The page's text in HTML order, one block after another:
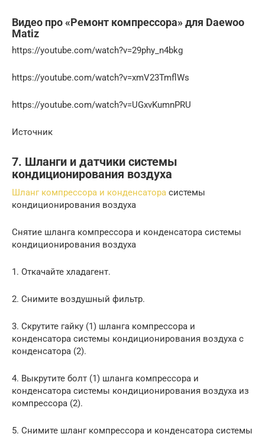
Видео про «Ремонт компрессора» для Daewoo
Matiz
https://youtube.com/watch?v=29phy_n4bkg
https://youtube.com/watch?v=xmV23TmflWs
https://youtube.com/watch?v=UGxvKumnPRU
Источник
7. Шланги и датчики системы
кондиционирования воздуха
Шланг компрессора и конденсатора системы
кондиционирования воздуха
Снятие шланга компрессора и конденсатора системы
кондиционирования воздуха
1. Откачайте хладагент.
2. Снимите воздушный фильтр.
3. Скрутите гайку (1) шланга компрессора и
конденсатора системы кондиционирования воздуха с
конденсатора (2).
4. Выкрутите болт (1) шланга компрессора и
конденсатора системы кондиционирования воздуха из
компрессора (2).
5. Снимите шланг компрессора и конденсатора системы